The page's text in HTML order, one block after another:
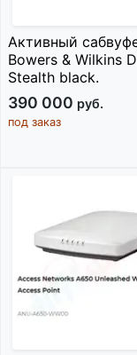
Активный
Bowers & Wilkins
Stealth black.
390 000 руб.
под заказ